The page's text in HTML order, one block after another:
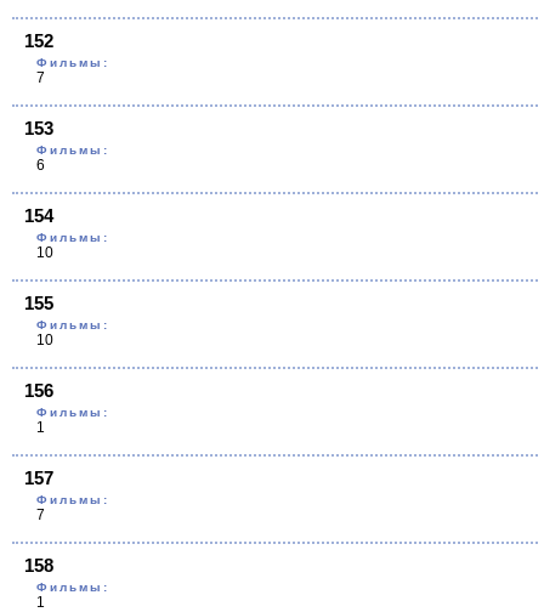
152
Фильмы:
7
153
Фильмы:
6
154
Фильмы:
10
155
Фильмы:
10
156
Фильмы:
1
157
Фильмы:
7
158
Фильмы:
1